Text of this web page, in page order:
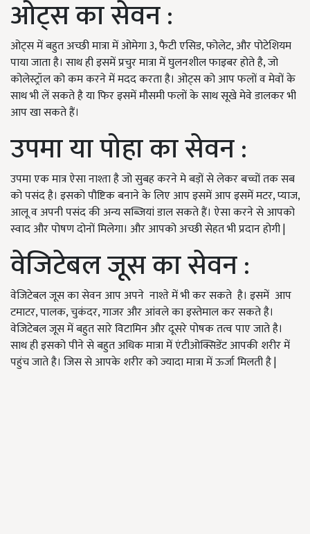
ओट्स का सेवन :
ओट्स में बहुत अच्छी मात्रा में ओमेगा 3, फैटी एसिड, फोलेट, और पोटेशियम
पाया जाता है। साथ ही इसमें प्रचुर मात्रा में घुलनशील फाइबर होते है, जो
कोलेस्ट्रॉल को कम करने में मदद करता है। ओट्स को आप फलों व मेवों के
साथ भी लें सकते है या फिर इसमें मौसमी फलों के साथ सूखे मेवे डालकर भी
आप खा सकते हैं।
उपमा या पोहा का सेवन :
उपमा एक मात्र ऐसा नाश्ता है जो सुबह करने मे बड़ों से लेकर बच्चों तक सब
को पसंद है। इसको पौष्टिक बनाने के लिए आप इसमें आप इसमें मटर, प्याज,
आलू व अपनी पसंद की अन्य सब्जियां डाल सकते हैं। ऐसा करने से आपको
स्वाद और पोषण दोनों मिलेगा। और आपको अच्छी सेहत भी प्रदान होगी |
वेजिटेबल जूस का सेवन :
वेजिटेबल जूस का सेवन आप अपने नाश्ते में भी कर सकते है। इसमें आप
टमाटर, पालक, चुकंदर, गाजर और आंवले का इस्तेमाल कर सकते है।
वेजिटेबल जूस में बहुत सारे विटामिन और दूसरे पोषक तत्व पाए जाते है।
साथ ही इसको पीने से बहुत अधिक मात्रा में एंटीओक्सिडेंट आपकी शरीर में
पहुंच जाते है। जिस से आपके शरीर को ज्यादा मात्रा में ऊर्जा मिलती है |